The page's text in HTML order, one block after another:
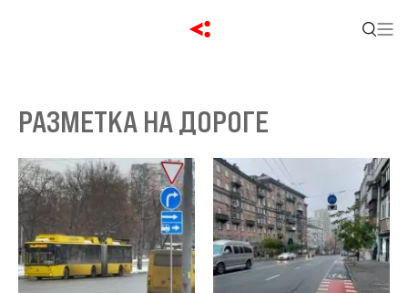
РАЗМЕТКА НА ДОРОГЕ